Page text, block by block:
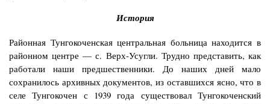
История
Районная Тунгокоченская центральная больница находится в
районном центре — с. Верх-Усугли. Трудно представить, как
рабо­тали наши предшественники. До наших дней мало
сохранилось архивных документов, из оставшихся ясно, что в
селе Тунгокочен с 1939 года существовал Тунгокоченский